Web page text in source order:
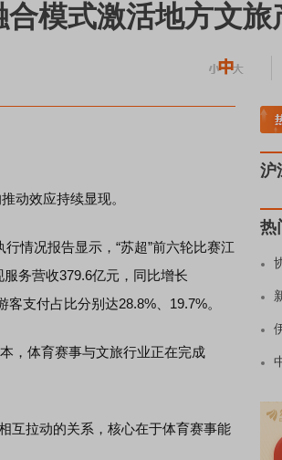
模式激活地方文旅
动效应持续显现。
情况报告显示，“苏超”前六轮比赛江
务营收379.6亿元，同比增长
支付占比分别达28.8%、19.7%。
，体育赛事与文旅行业正在完成
拉动的关系，核心在于体育赛事能
A股估值分析全
沪
热